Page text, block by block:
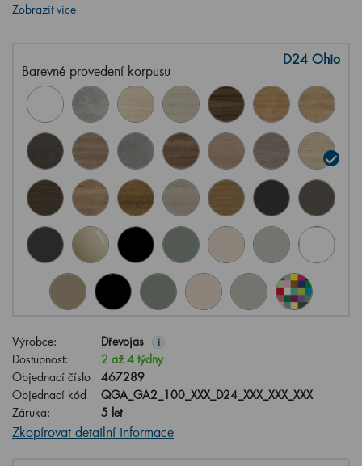
Zobrazit více
Barevné provedení korpusu
D24 Ohio
Výrobce: Dřevojas i
Dostupnost:
2 až 4 týdny
Objednací číslo
467289
Objednací kód
QGA_GA2_100_XXX_D24_XXX_XXX_XXX
Záruka:
5 let
Zkopírovat detailní informace